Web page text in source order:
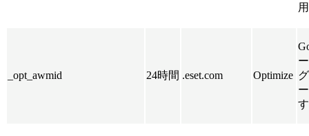
_opt_awmid 24時間 .eset.com Optimize